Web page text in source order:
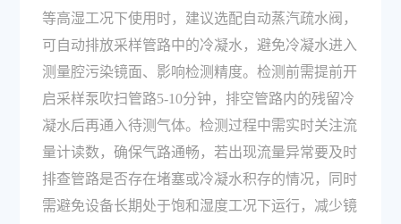
等高湿工况下使用时，建议选配自动蒸汽疏水阀，
可自动排放采样管路中的冷凝水，避免冷凝水进入
测量腔污染镜面、影响检测精度。检测前需提前开
启采样泵吹扫管路5-10分钟，排空管路内的残留冷
凝水后再通入待测气体。检测过程中需实时关注流
量计读数，确保气路通畅，若出现流量异常要及时
排查管路是否存在堵塞或冷凝水积存的情况，同时
需避免设备长期处于饱和湿度工况下运行，减少镜